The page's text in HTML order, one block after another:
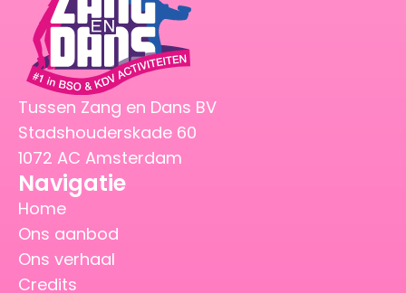
Tussen Zang en Dans BV
Stadshouderskade 60
1072 AC Amsterdam
Navigatie
Home
Ons aanbod
Ons verhaal
Credits